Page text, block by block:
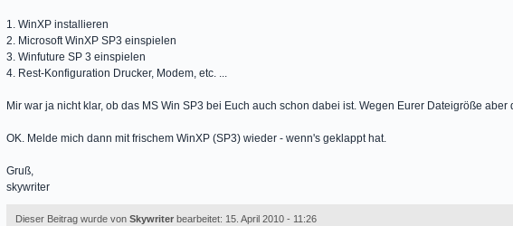
1. WinXP installieren
2. Microsoft WinXP SP3 einspielen
3. Winfuture SP 3 einspielen
4. Rest-Konfiguration Drucker, Modem, etc. ...
Mir war ja nicht klar, ob das MS Win SP3 bei Euch auch schon dabei ist. Wegen Eurer Dateigröße aber
OK. Melde mich dann mit frischem WinXP (SP3) wieder - wenn's geklappt hat.
Gruß,
skywriter
Dieser Beitrag wurde von Skywriter bearbeitet: 15. April 2010 - 11:26